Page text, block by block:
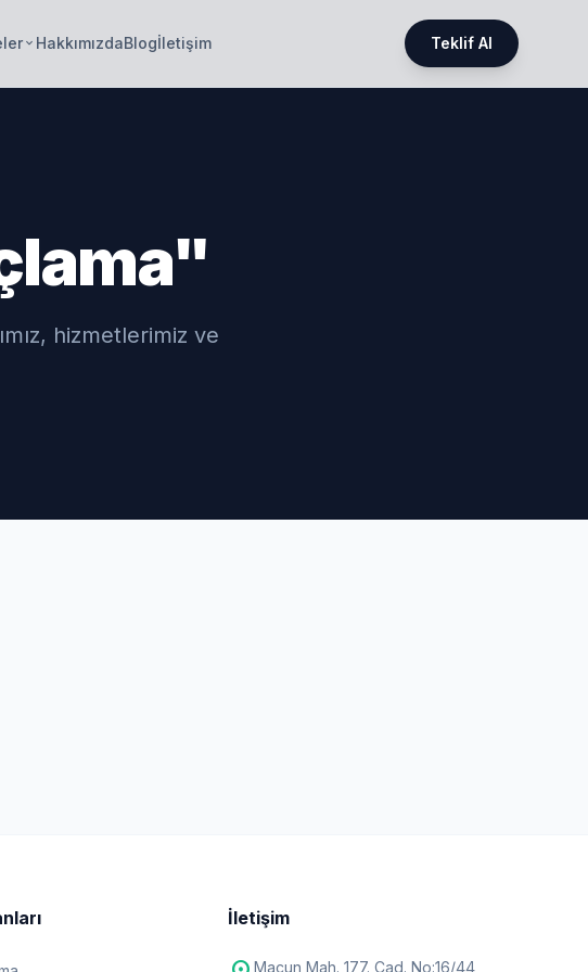
keyboard_arrow_down HakkımızdaBlogİletişim Teklif Al
hizmetlerimiz ve
İletişim
Macun Mah. 177. Cad. No:16/44